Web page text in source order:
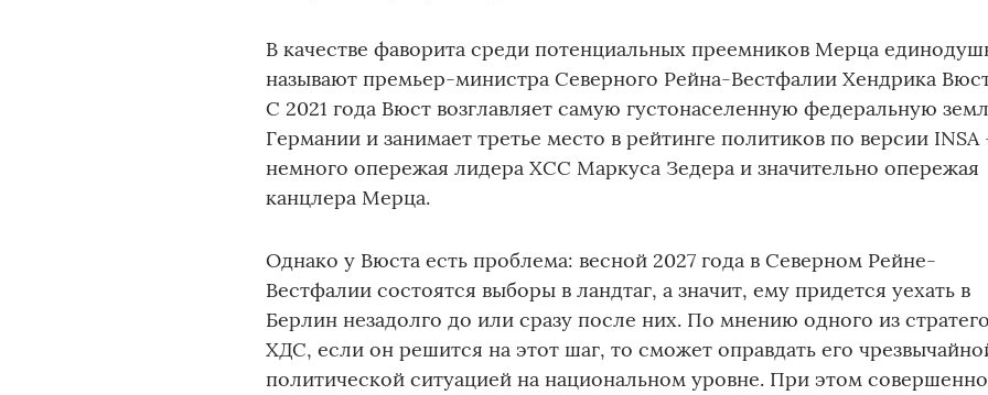
В качестве фаворита среди потенциальных преемников Мерца
называют премьер-министра Северного Рейна-Вестфалии Хендрика
С 2021 года Вюст возглавляет самую густонаселенную федеральную
Германии и занимает третье место в рейтинге политиков по версии INSA
немного опережая лидера ХСС Маркуса Зедера и значительно опережая
канцлера Мерца.
Однако у Вюста есть проблема: весной 2027 года в Северном Рейне-
Вестфалии состоятся выборы в ландтаг, а значит, ему придется уехать в
Берлин незадолго до или сразу после них. По мнению одного из
ХДС, если он решится на этот шаг, то сможет оправдать его
политической ситуацией на национальном уровне. При этом совершенно